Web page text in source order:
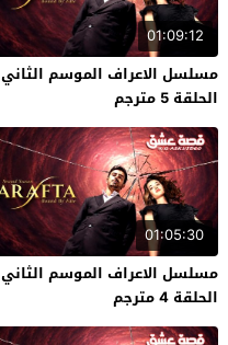
01:09:12
مسلسل الاعراف الموسم الثاني
الحلقة 5 مترجم
01:05:30
مسلسل الاعراف الموسم الثاني
الحلقة 4 مترجم